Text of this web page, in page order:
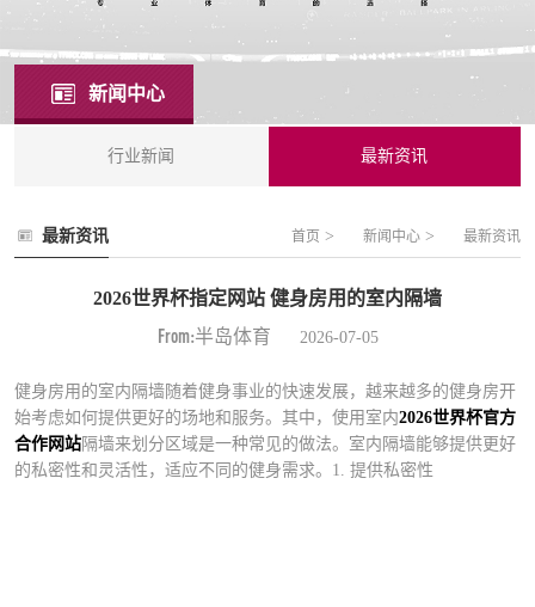
新闻中心
行业新闻 最新资讯
最新资讯 首页 > 新闻中心 > 最新资讯
2026世界杯指定网站 健身房用的室内隔墙
From:半岛体育 2026-07-05
健身房用的室内隔墙随着健身事业的快速发展，越来越多的健身房开
始考虑如何提供更好的场地和服务。其中，使用室内2026世界杯官方
合作网站隔墙来划分区域是一种常见的做法。室内隔墙能够提供更好
的私密性和灵活性，适应不同的健身需求。1. 提供私密性